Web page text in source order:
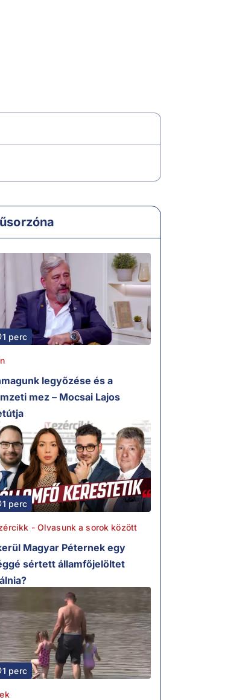
1 perc
legyőzése és a
mez – Mocsai Lajos
1 perc
- Olvasunk a sorok között
Magyar Péternek egy
sértett államfőjelöltet
1 perc